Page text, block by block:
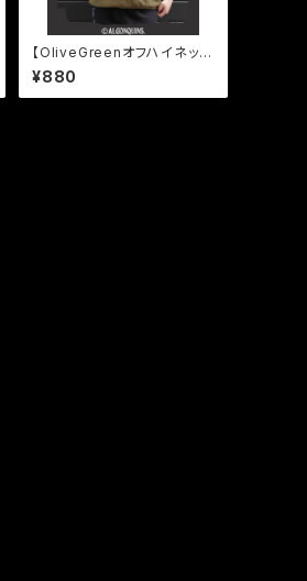
【OliveGreenオフハイネック
半袖プルオーバー】
¥880